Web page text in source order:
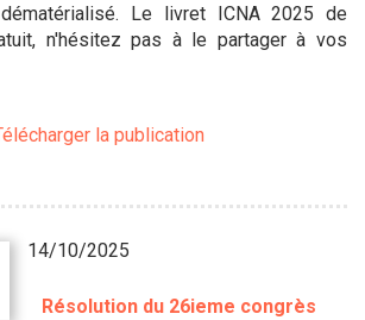
Le livret ICNA 2025 de
n'hésitez pas à le partager à vos
la publication
14/10/2025
Résolution du 26ieme congrès